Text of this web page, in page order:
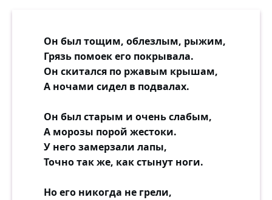
Он был тощим, облезлым, рыжим,
Грязь помоек его покрывала.
Он скитался по ржавым крышам,
А ночами сидел в подвалах.
Он был старым и очень слабым,
А морозы порой жестоки.
У него замерзали лапы,
Точно так же, как стынут ноги.
Но его никогда не грели,